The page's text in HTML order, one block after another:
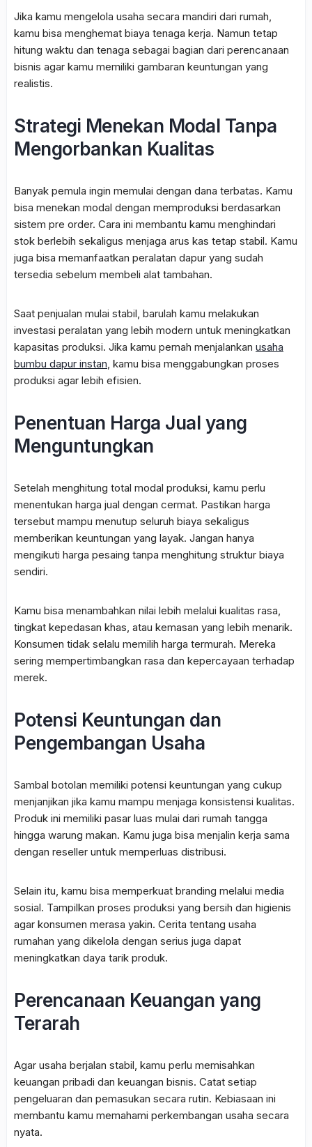
Jika kamu mengelola usaha secara mandiri dari rumah,
kamu bisa menghemat biaya tenaga kerja. Namun tetap
hitung waktu dan tenaga sebagai bagian dari perencanaan
bisnis agar kamu memiliki gambaran keuntungan yang
realistis.
Strategi Menekan Modal Tanpa
Mengorbankan Kualitas
Banyak pemula ingin memulai dengan dana terbatas. Kamu
bisa menekan modal dengan memproduksi berdasarkan
sistem pre order. Cara ini membantu kamu menghindari
stok berlebih sekaligus menjaga arus kas tetap stabil. Kamu
juga bisa memanfaatkan peralatan dapur yang sudah
tersedia sebelum membeli alat tambahan.
Saat penjualan mulai stabil, barulah kamu melakukan
investasi peralatan yang lebih modern untuk meningkatkan
kapasitas produksi. Jika kamu pernah menjalankan usaha
bumbu dapur instan , kamu bisa menggabungkan proses
produksi agar lebih efisien.
Penentuan Harga Jual yang
Menguntungkan
Setelah menghitung total modal produksi, kamu perlu
menentukan harga jual dengan cermat. Pastikan harga
tersebut mampu menutup seluruh biaya sekaligus
memberikan keuntungan yang layak. Jangan hanya
mengikuti harga pesaing tanpa menghitung struktur biaya
sendiri.
Kamu bisa menambahkan nilai lebih melalui kualitas rasa,
tingkat kepedasan khas, atau kemasan yang lebih menarik.
Konsumen tidak selalu memilih harga termurah. Mereka
sering mempertimbangkan rasa dan kepercayaan terhadap
merek.
Potensi Keuntungan dan
Pengembangan Usaha
Sambal botolan memiliki potensi keuntungan yang cukup
menjanjikan jika kamu mampu menjaga konsistensi kualitas.
Produk ini memiliki pasar luas mulai dari rumah tangga
hingga warung makan. Kamu juga bisa menjalin kerja sama
dengan reseller untuk memperluas distribusi.
Selain itu, kamu bisa memperkuat branding melalui media
sosial. Tampilkan proses produksi yang bersih dan higienis
agar konsumen merasa yakin. Cerita tentang usaha
rumahan yang dikelola dengan serius juga dapat
meningkatkan daya tarik produk.
Perencanaan Keuangan yang
Terarah
Agar usaha berjalan stabil, kamu perlu memisahkan
keuangan pribadi dan keuangan bisnis. Catat setiap
pengeluaran dan pemasukan secara rutin. Kebiasaan ini
membantu kamu memahami perkembangan usaha secara
nyata.